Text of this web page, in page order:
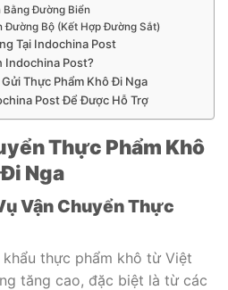
Bằng Đường Biển
Đường Bộ (Kết Hợp Đường Sắt)
Tại Indochina Post
Indochina Post?
Thực Phẩm Khô Đi Nga
Post Để Được Hỗ Trợ
Thực Phẩm Khô
Nga
Vận Chuyển Thực
thực phẩm khô từ Việt
tăng cao, đặc biệt là từ các